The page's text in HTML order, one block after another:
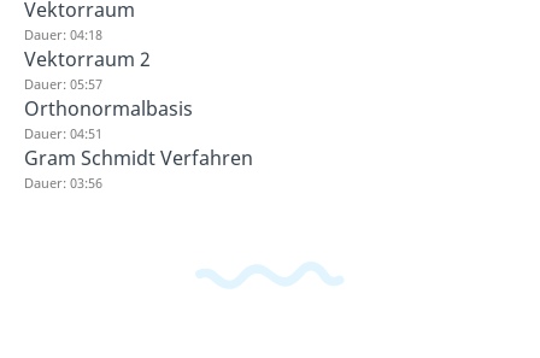
Vektorraum
Dauer: 04:18
Vektorraum 2
Dauer: 05:57
Orthonormalbasis
Dauer: 04:51
Gram Schmidt Verfahren
Dauer: 03:56